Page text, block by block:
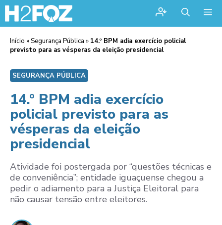
Início »Segurança Pública » 14.º BPM adia exercício policial
previsto para as vésperas da eleição presidencial
SEGURANÇA PÚBLICA
14.º BPM adia exercício
policial previsto para as
vésperas da eleição
presidencial
Atividade foi postergada por “questões técnicas e
de conveniência”; entidade iguaçuense chegou a
pedir o adiamento para a Justiça Eleitoral para
não causar tensão entre eleitores.